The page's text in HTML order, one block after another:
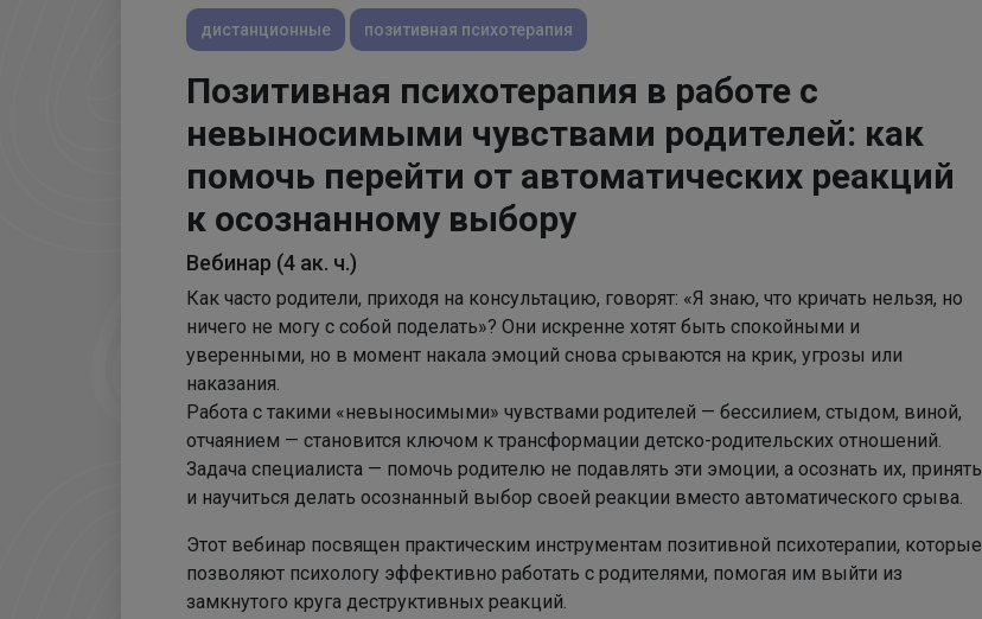
дистанционные позитивная психотерапия
Позитивная психотерапия в работе с
невыносимыми чувствами родителей: как
помочь перейти от автоматических реакций
к осознанному выбору
Вебинар (4 ак. ч.)
Как часто родители, приходя на консультацию, говорят: «Я знаю, что кричать нельзя, но
ничего не могу с собой поделать»? Они искренне хотят быть спокойными и
уверенными, но в момент накала эмоций снова срываются на крик, угрозы или
наказания.
Работа с такими «невыносимыми» чувствами родителей — бессилием, стыдом, виной,
отчаянием — становится ключом к трансформации детско-родительских отношений.
Задача специалиста — помочь родителю не подавлять эти эмоции, а осознать их, принять
и научиться делать осознанный выбор своей реакции вместо автоматического срыва.
Этот вебинар посвящен практическим инструментам позитивной психотерапии, которые
позволяют психологу эффективно работать с родителями, помогая им выйти из
замкнутого круга деструктивных реакций.